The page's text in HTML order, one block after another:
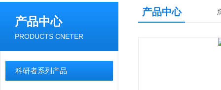
产品中心
PRODUCTS CNETER
科研者系列产品
产品中心